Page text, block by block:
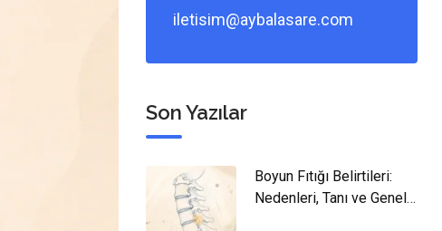
iletisim@aybalasare.com
Son Yazılar
Boyun Fıtığı Belirtileri:
Nedenleri, Tanı ve Genel